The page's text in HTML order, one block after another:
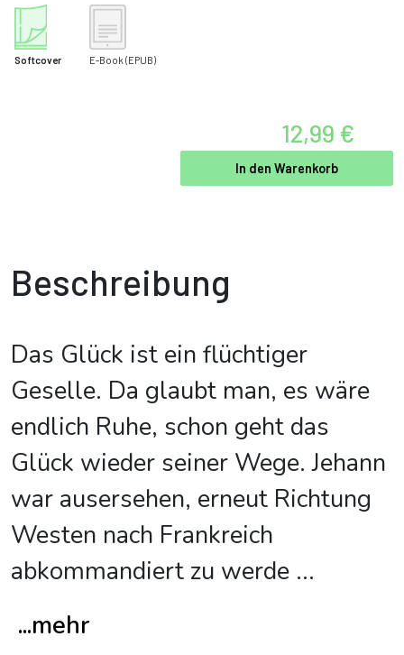
Softcover E-Book (EPUB)
12,99 €
In den Warenkorb
Beschreibung
Das Glück ist ein flüchtiger
Geselle. Da glaubt man, es wäre
endlich Ruhe, schon geht das
Glück wieder seiner Wege. Jehann
war ausersehen, erneut Richtung
Westen nach Frankreich
abkommandiert zu werde ...
...mehr